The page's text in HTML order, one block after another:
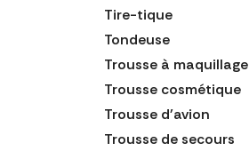
Tire-tique
Tondeuse
Trousse à maquillage
Trousse cosmétique
Trousse d'avion
Trousse de secours